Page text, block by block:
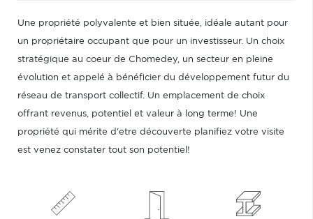
Une propriété polyvalente et bien située, idéale autant pour
un propriétaire occupant que pour un investisseur. Un choix
stratégique au coeur de Chomedey, un secteur en pleine
évolution et appelé à bénéficier du développement futur du
réseau de transport collectif. Un emplacement de choix
offrant revenus, potentiel et valeur à long terme! Une
propriété qui mérite d'etre découverte planifiez votre visite
est venez constater tout son potentiel!